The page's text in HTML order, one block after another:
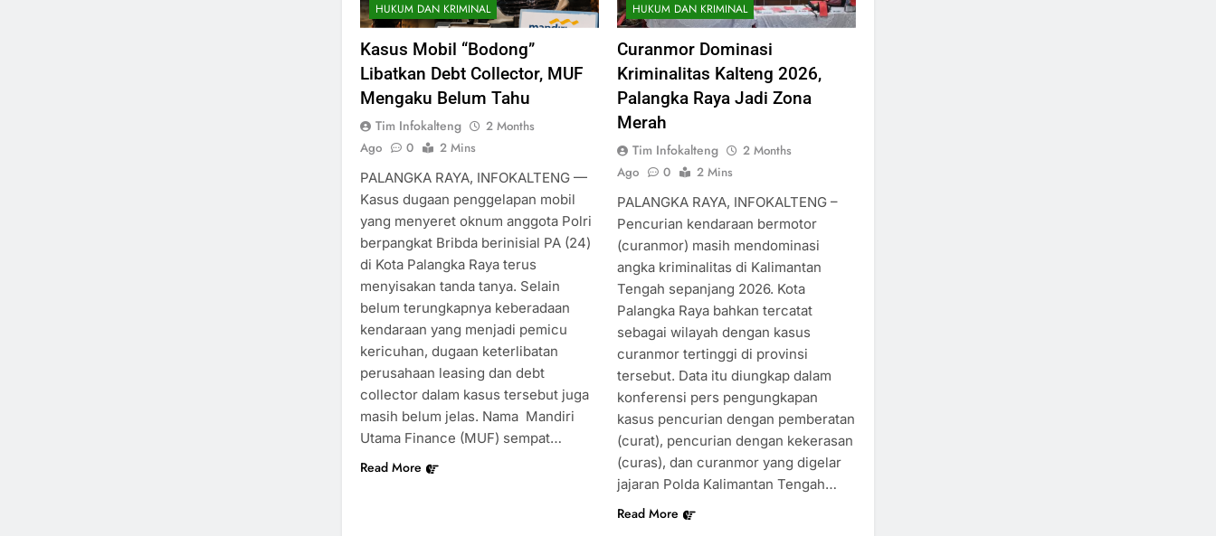
HUKUM DAN KRIMINAL
Kasus Mobil “Bodong”
Libatkan Debt Collector, MUF
Mengaku Belum Tahu
Tim Infokalteng
2 Months
Ago
0
2 Mins
PALANGKA RAYA, INFOKALTENG —
Kasus dugaan penggelapan mobil
yang menyeret oknum anggota Polri
berpangkat Bribda berinisial PA (24)
di Kota Palangka Raya terus
menyisakan tanda tanya. Selain
belum terungkapnya keberadaan
kendaraan yang menjadi pemicu
kericuhan, dugaan keterlibatan
perusahaan leasing dan debt
collector dalam kasus tersebut juga
masih belum jelas. Nama Mandiri
Utama Finance (MUF) sempat…
Read More
HUKUM DAN KRIMINAL
Curanmor Dominasi
Kriminalitas Kalteng 2026,
Palangka Raya Jadi Zona
Merah
Tim Infokalteng
2 Months
Ago
0
2 Mins
PALANGKA RAYA, INFOKALTENG –
Pencurian kendaraan bermotor
(curanmor) masih mendominasi
angka kriminalitas di Kalimantan
Tengah sepanjang 2026. Kota
Palangka Raya bahkan tercatat
sebagai wilayah dengan kasus
curanmor tertinggi di provinsi
tersebut. Data itu diungkap dalam
konferensi pers pengungkapan
kasus pencurian dengan pemberatan
(curat), pencurian dengan kekerasan
(curas), dan curanmor yang digelar
jajaran Polda Kalimantan Tengah…
Read More